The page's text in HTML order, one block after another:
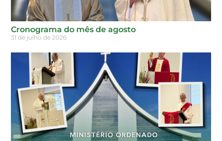
Cronograma do mês de agosto
31 de julho de 2026